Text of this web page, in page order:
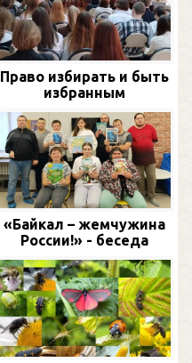
Право избирать и быть
избранным
«Байкал – жемчужина
России!» - беседа